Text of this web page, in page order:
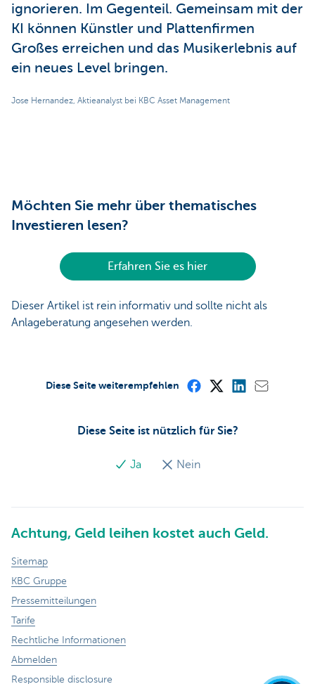
ignorieren. Im Gegenteil. Gemeinsam mit der
KI können Künstler und Plattenfirmen
Großes erreichen und das Musikerlebnis auf
ein neues Level bringen.
Jose Hernandez, Aktieanalyst bei KBC Asset Management
Möchten Sie mehr über thematisches
Investieren lesen?
Erfahren Sie es hier
Dieser Artikel ist rein informativ und sollte nicht als
Anlageberatung angesehen werden.
Diese Seite ist nützlich für Sie?
Ja Nein
Diese Seite weiterempfehlen
Achtung, Geld leihen kostet auch Geld.
Sitemap
KBC Gruppe
Pressemitteilungen
Tarife
Rechtliche Informationen
Abmelden
Responsible disclosure